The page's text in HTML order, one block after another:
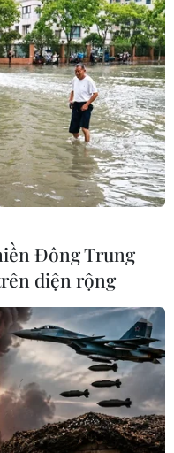
TÁM, KHÚC THANH
định sử dụng
Đông Trung
diện rộng